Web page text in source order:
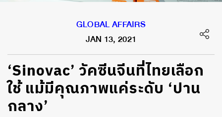
GLOBAL AFFAIRS
JAN 13, 2021
‘Sinovac’ วัคซีนจีนที่ไทยเลือก
ใช้ แม้มีคุณภาพแค่ระดับ ‘ปาน
กลาง’